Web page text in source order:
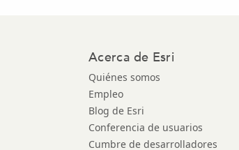
Acerca de Esri
Quiénes somos
Empleo
Blog de Esri
Conferencia de usuarios
Cumbre de desarrolladores